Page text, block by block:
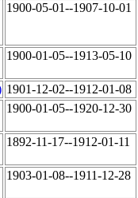
1900-05-01--1907-10-01
1900-01-05--1913-05-10
1901-12-02--1912-01-08
1900-01-05--1920-12-30
1892-11-17--1912-01-11
1903-01-08--1911-12-28